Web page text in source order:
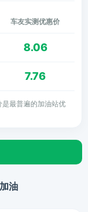
车友实测优惠价
8.06
7.76
最普遍的加油站优
油